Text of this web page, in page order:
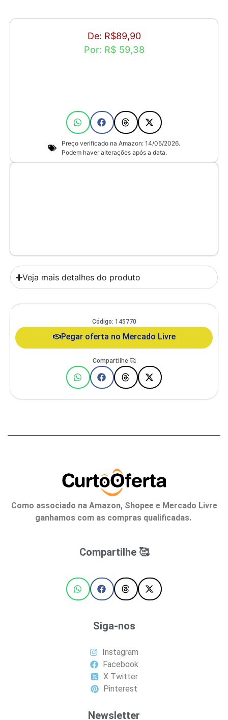
De: R$89,90
Por: R$ 59,38
Preço verificado na Amazon: 14/05/2026.
Podem haver alterações após a data.
Veja mais detalhes do produto
Comedouro Duplo Gato E Cachorro De Pequeno Porte Itaporã Duo
Design
Código: 145770
Pegar oferta no Mercado Livre
Compartilhe 🥰
Como associado na Amazon, Shopee e Mercado Livre
ganhamos com as compras qualificadas.
Compartilhe 🥰
Siga-nos
Instagram
Facebook
X Twitter
Pinterest
Newsletter